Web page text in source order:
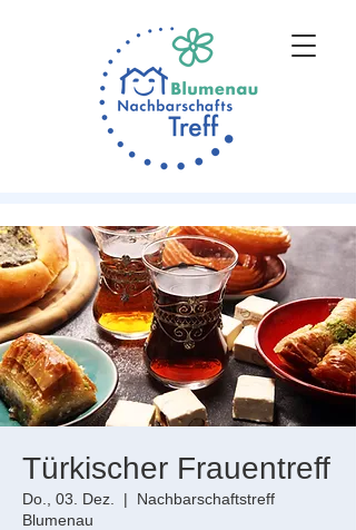
Türkischer Frauentreff
Do., 03. Dez.
  |
Nachbarschaftstreff
Blumenau